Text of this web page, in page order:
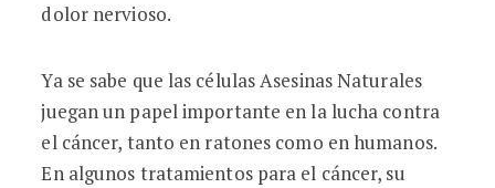
dolor nervioso.
Ya se sabe que las células Asesinas Naturales
juegan un papel importante en la lucha contra
el cáncer, tanto en ratones como en humanos.
En algunos tratamientos para el cáncer, su